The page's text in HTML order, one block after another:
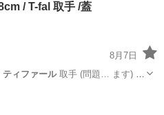
/ T-fal 取手 /蓋
8月7日
ティファール取手 (問題… ます) ・